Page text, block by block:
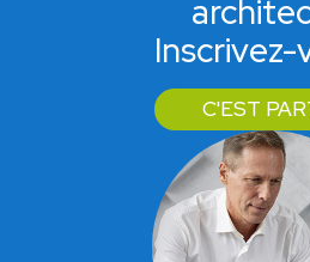
Inscrivez-
C'EST